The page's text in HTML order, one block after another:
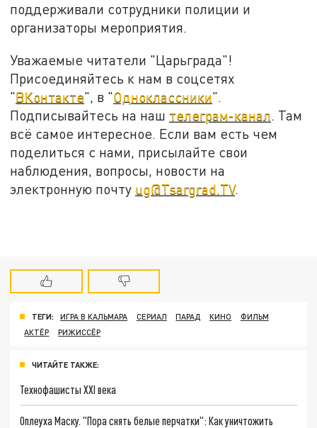
поддерживали сотрудники полиции и
организаторы мероприятия.
Уважаемые читатели "Царьграда"!
Присоединяйтесь к нам в соцсетях
"ВКонтакте", в "Одноклассники".
Подписывайтесь на наш телеграм-канал. Там
всё самое интересное. Если вам есть чем
поделиться с нами, присылайте свои
наблюдения, вопросы, новости на
электронную почту ug@Tsargrad.TV.
ТЕГИ: ИГРА В КАЛЬМАРА СЕРИАЛ ПАРАД КИНО
ФИЛЬМ
АКТЁР
РИЖИССЁР
ЧИТАЙТЕ ТАКЖЕ:
Технофашисты XXI века
Оплеуха Маску. "Пора снять белые перчатки": Как уничтожить